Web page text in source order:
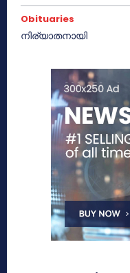
Obituaries
നിര്യാതനായി